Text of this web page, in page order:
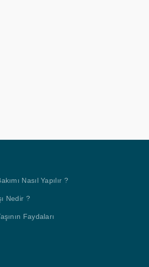
Nasıl Yapılır ?
Nedir ?
Faydaları